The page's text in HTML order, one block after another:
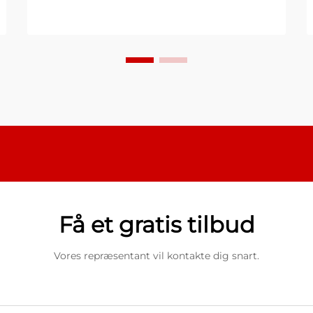
bilingeniører...
Få et gratis tilbud
Vores repræsentant vil kontakte dig snart.